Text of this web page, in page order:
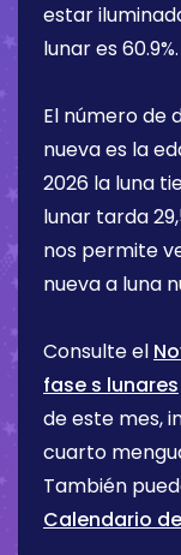
estar
lunar es 60.9%.
El número de
nueva es la
2026 la luna
lunar tarda
nos permite
nueva a luna
Consulte el
fase s lunares
de este mes,
cuarto
También
Calendario